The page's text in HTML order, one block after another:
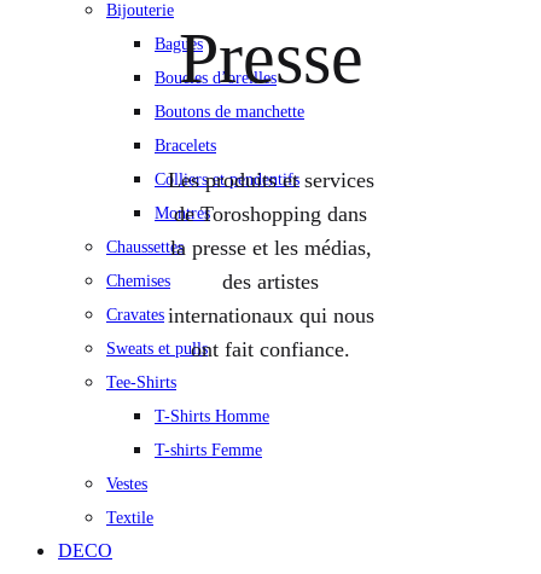
Bijouterie
Bagues
Boucles d’oreilles
Boutons de manchette
Bracelets
Colliers et pendentifs
Montres
Chaussettes
Chemises
Cravates
Sweats et pulls
Tee-Shirts
T-Shirts Homme
T-shirts Femme
Vestes
Textile
DECO
Presse
Les produits et services
de Toroshopping dans
la presse et les médias,
des artistes
internationaux qui nous
ont fait confiance.